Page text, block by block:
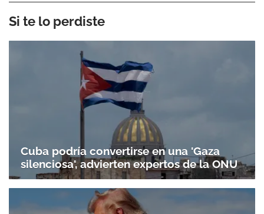
Si te lo perdiste
Cuba podría convertirse en una 'Gaza
silenciosa', advierten expertos de la ONU